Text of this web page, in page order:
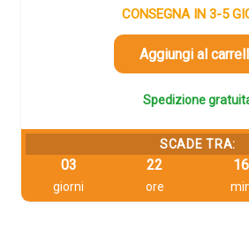
era:
CONSEGNA IN 3-5
Aggiungi al
Spedizione
SCADE TRA:
03
giorni
22
ore
16